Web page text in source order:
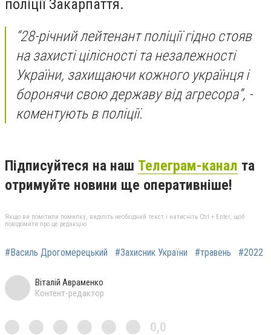
поліції Закарпаття.
“28-річний лейтенант поліції гідно стояв
на захисті цілісності та незалежності
України, захищаючи кожного українця і
боронячи свою державу від агресора”, -
коментують в поліції.
Підписуйтеся на наш Телеграм-канал та
отримуйте новини ще оперативніше!
Якщо ви помітили помилку, виділіть необхідний текст і натисніть Ctrl + Enter, щоб
повідомити про це редакцію
#Василь Дрогомерецький #Захисник України #травень #2022
Віталій Авраменко
Контент-редактор
0,0